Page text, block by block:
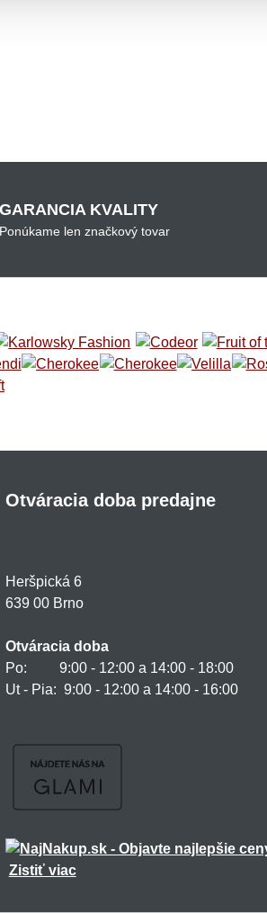
GARANCIA KVALITY
Ponúkame len značkový tovar
Otváracia doba predajne
Heršpická 6
639 00 Brno
Otváracia doba
Po: 9:00 - 12:00 a 14:00 - 18:00
Ut - Pia: 9:00 - 12:00 a 14:00 - 16:00
Zistiť viac